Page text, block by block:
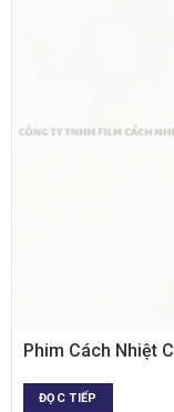
Phim Cách Nhiệt
ĐỌC TIẾP